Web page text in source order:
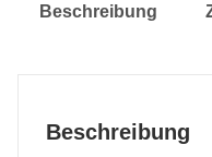
Beschreibung
Beschreibung